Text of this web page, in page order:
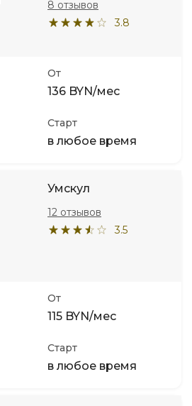
3.8
8 отзывов
От
136 BYN/мес
Старт
в любое время
Умскул
3.5
12 отзывов
От
115 BYN/мес
Старт
в любое время